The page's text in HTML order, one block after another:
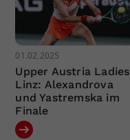
01.02.2025
Upper Austria Ladies
Linz: Alexandrova
und Yastremska im
Finale